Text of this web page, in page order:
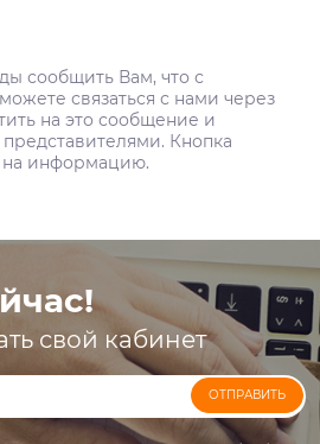
сообщить Вам, что с
связаться с нами через
на это сообщение и
Кнопка
на информацию.
свой кабинет
ОТПРАВИТЬ